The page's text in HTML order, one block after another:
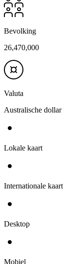
Bevolking
26,470,000
Valuta
Australische dollar
Lokale kaart
Internationale kaart
Desktop
Mobiel